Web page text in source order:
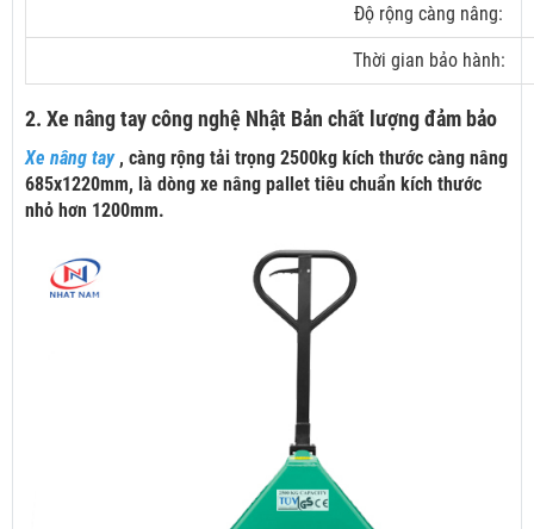
Độ rộng càng nâng:
Thời gian bảo hành:
2. Xe nâng tay công nghệ Nhật Bản chất lượng đảm bảo
Xe nâng tay , càng rộng tải trọng 2500kg kích thước càng nâng
685x1220mm, là dòng xe nâng pallet tiêu chuẩn kích thước
nhỏ hơn 1200mm.